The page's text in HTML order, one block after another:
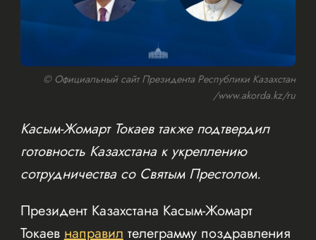
© Официальный сайт Президента Республики Казахстан
/www.akorda.kz/ru
Касым-Жомарт Токаев также подтвердил
готовность Казахстана к укреплению
сотрудничества со Святым Престолом.
Президент Казахстана Касым-Жомарт
Токаевнаправилтелеграмму поздравления